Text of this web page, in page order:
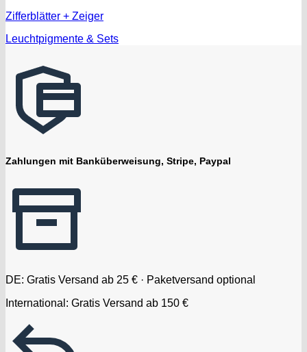
Zifferblätter + Zeiger
Leuchtpigmente & Sets
Zahlungen mit Banküberweisung, Stripe, Paypal
DE: Gratis Versand ab 25 € · Paketversand optional
International: Gratis Versand ab 150 €